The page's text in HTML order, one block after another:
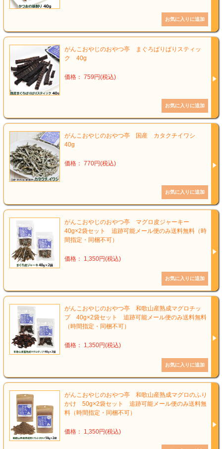
がんこおやじのおやつ亭 まぐろぱりぱりスティッ
ク 40g
価格： 759円(税込)
がんこおやじのおやつ亭 国産 カタクチイワシ
40g
価格： 770円(税込)
がんこおやじのおやつ亭 マグロ皮ジャーキー
40g×2袋セット 追跡可能メール便のみ送料無料（時
間指定・同梱不可）
価格： 1,350円(税込)
がんこおやじのおやつ亭 和歌山産熟成マグロチッ
プ 40g×2袋セット 追跡可能メール便のみ送料無料
（時間指定・同梱不可）
価格： 1,350円(税込)
がんこおやじのおやつ亭 和歌山産熟成マグロのふり
かけ 50g×2袋セット 追跡可能メール便のみ送料無
料（時間指定・同梱不可）
価格： 1,350円(税込)